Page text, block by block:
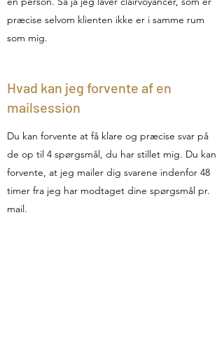
præcise selvom klienten ikke er i samme rum
som mig.
Hvad kan jeg forvente af en
mailsession
Du kan forvente at få klare og præcise svar på
de op til 4 spørgsmål, du har stillet mig. Du kan
forvente, at jeg mailer dig svarene indenfor 48
timer fra jeg har modtaget dine spørgsmål pr.
mail.